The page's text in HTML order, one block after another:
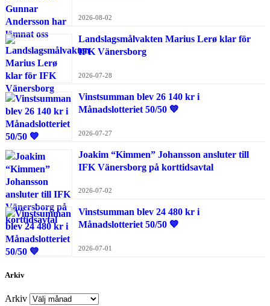
2026-08-02
Landslagsmålvakten Marius Lerø klar för
IFK Vänersborg
2026-07-28
Vinstsumman blev 26 140 kr i
Månadslotteriet 50/50 💙
2026-07-27
Joakim “Kimmen” Johansson ansluter till
IFK Vänersborg på korttidsavtal
2026-07-02
Vinstsumman blev 24 480 kr i
Månadslotteriet 50/50 💙
2026-07-01
Arkiv
Arkiv